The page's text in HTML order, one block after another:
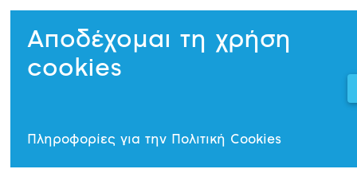
Αποδέχομαι τη χρήση
cookies
Πληροφορίες για την Πολιτική Cookies